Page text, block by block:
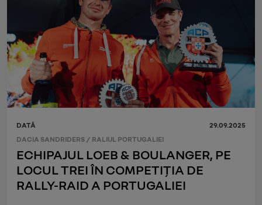
DATĂ
29.09.2025
DACIA SANDRIDERS / RALIUL PORTUGALIEI
ECHIPAJUL LOEB & BOULANGER, PE
LOCUL TREI ÎN COMPETIȚIA DE
RALLY-RAID A PORTUGALIEI